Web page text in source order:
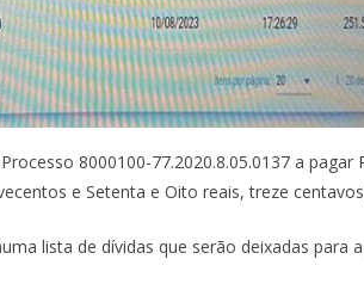
8000100-77.2020.8.05.0137 a pagar
e Setenta e Oito reais, treze
lista de dívidas que serão deixadas para